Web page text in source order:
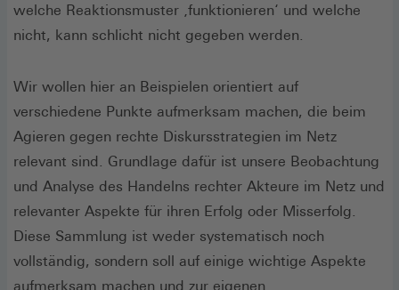
welche Reaktionsmuster ‚funktionieren‘ und welche
nicht, kann schlicht nicht gegeben werden.
Wir wollen hier an Beispielen orientiert auf
verschiedene Punkte aufmerksam machen, die beim
Agieren gegen rechte Diskursstrategien im Netz
relevant sind. Grundlage dafür ist unsere Beobachtung
und Analyse des Handelns rechter Akteure im Netz und
relevanter Aspekte für ihren Erfolg oder Misserfolg.
Diese Sammlung ist weder systematisch noch
vollständig, sondern soll auf einige wichtige Aspekte
aufmerksam machen und zur eigenen